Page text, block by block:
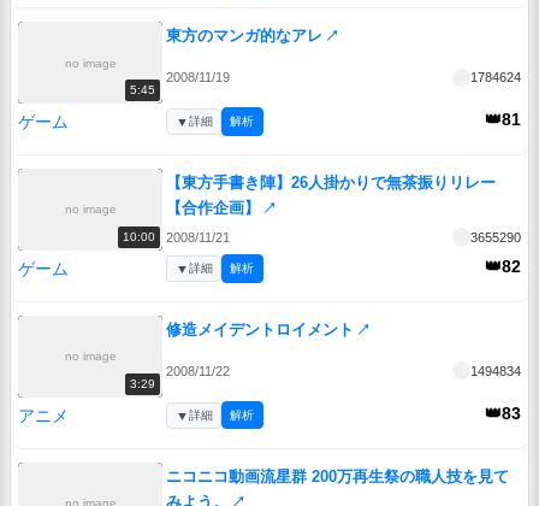
no image
5:45
東方のマンガ的なアレ ↗
2008/11/19 1784624
ゲーム 👑81
▼詳細 解析
no image
10:00
【東方手書き陣】26人掛かりで無茶振りリレー
【合作企画】
↗
2008/11/21 3655290
ゲーム 👑82
▼詳細 解析
no image
3:29
修造メイデントロイメント ↗
2008/11/22 1494834
アニメ 👑83
▼詳細 解析
ニコニコ動画流星群 200万再生祭の職人技を見て
みよう。
↗